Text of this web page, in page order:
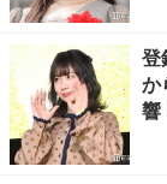
登
か
響